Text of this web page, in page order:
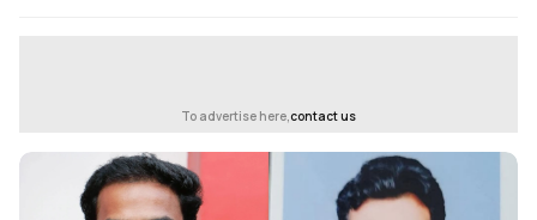
To advertise here, contact us